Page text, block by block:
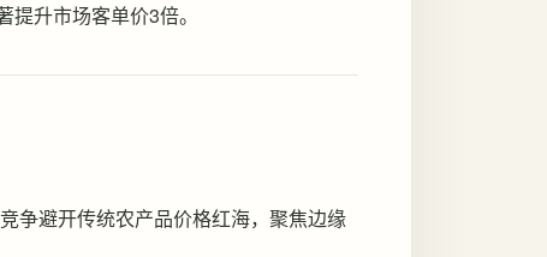
升市场客单价3倍。
争避开传统农产品价格红海，聚焦边缘